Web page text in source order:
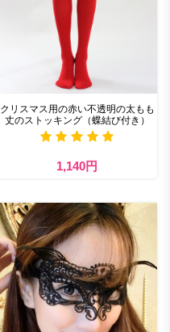
クリスマス用の赤い不透明の太もも
丈のストッキング（蝶結び付き）
1,140円